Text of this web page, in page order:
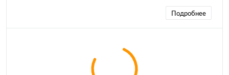
Подробнее